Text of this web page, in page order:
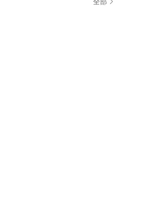
全部